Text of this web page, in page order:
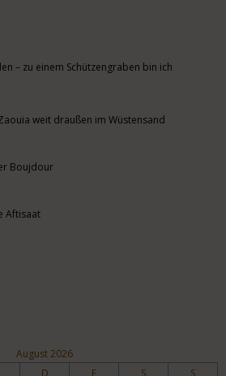
– zu einem Schützengraben bin ich
weit draußen im Wüstensand
Boujdour
Aftisaat
August 2026
D F S S